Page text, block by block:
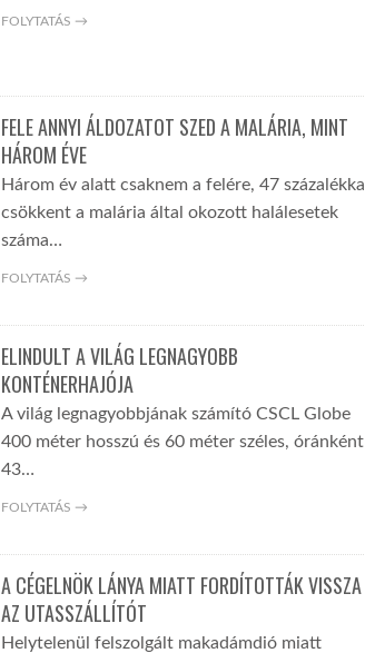
FOLYTATÁS →
FELE ANNYI ÁLDOZATOT SZED A MALÁRIA, MINT
HÁROM ÉVE
Három év alatt csaknem a felére, 47 százalékkal
csökkent a malária által okozott halálesetek
száma…
FOLYTATÁS →
ELINDULT A VILÁG LEGNAGYOBB
KONTÉNERHAJÓJA
A világ legnagyobbjának számító CSCL Globe
400 méter hosszú és 60 méter széles, óránként
43…
FOLYTATÁS →
A CÉGELNÖK LÁNYA MIATT FORDÍTOTTÁK VISSZA
AZ UTASSZÁLLÍTÓT
Helytelenül felszolgált makadámdió miatt